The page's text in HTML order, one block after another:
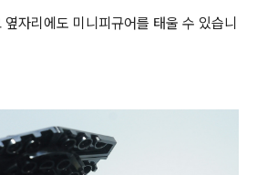
자리에도 미니피규어를 태울 수 있습니